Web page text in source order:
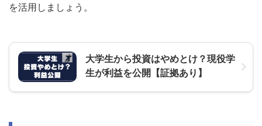
を活用しましょう。
大学生から投資はやめとけ？現役学
生が利益を公開【証拠あり】